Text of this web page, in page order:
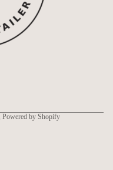
, Powered by Shopify